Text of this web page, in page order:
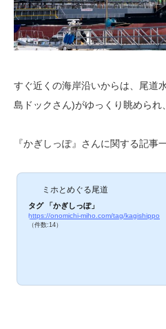
すぐ近くの海岸沿いからは、尾道
島ドックさん)がゆっくり眺められ
『かぎしっぽ』さんに関する記事
ミホとめぐる尾道
タグ 「かぎしっぽ」
https://onomichi-miho.com/tag/kagishippo
（件数:14）